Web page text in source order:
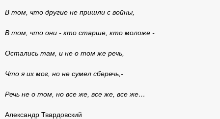
В том, что другие не пришли с войны,
В том, что они - кто старше, кто моложе -
Остались там, и не о том же речь,
Что я их мог, но не сумел сберечь,-
Речь не о том, но все же, все же, все же…
Александр Твардовский